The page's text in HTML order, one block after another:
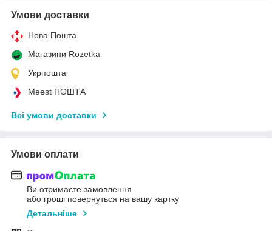
Умови доставки
Нова Пошта
Магазини Rozetka
Укрпошта
Meest ПОШТА
Всі умови доставки
Умови оплати
Ви отримаєте замовлення
або гроші повернуться на вашу картку
Детальніше